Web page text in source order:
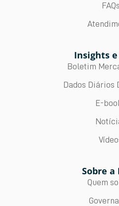
FAQs
Insights e
Boletim
Dados Diários
E-
Sobre a
Quem